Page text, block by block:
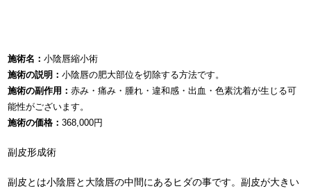
施術名：小陰唇縮小術
施術の説明：小陰唇の肥大部位を切除する方法です。
施術の副作用：赤み・痛み・腫れ・違和感・出血・色素沈着が生じる可
能性がございます。
施術の価格：368,000円
副皮形成術
副皮とは小陰唇と大陰唇の中間にあるヒダの事です。副皮が大きい